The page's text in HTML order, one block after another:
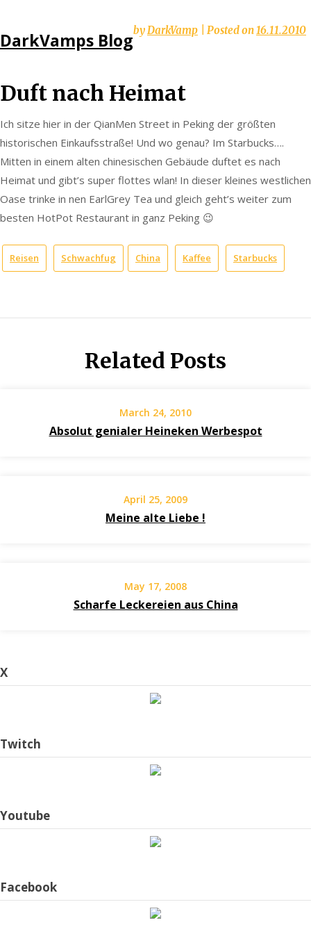
to
DarkVamps Blog
Duft nach Heimat
byDarkVamp Posted on16.11.2010
Ich sitze hier in der QianMen Street in Peking der größten
historischen Einkaufsstraße! Und wo genau? Im Starbucks….
Mitten in einem alten chinesischen Gebäude duftet es nach
Heimat und gibt’s super flottes wlan! In dieser kleines westlichen
Oase trinke in nen EarlGrey Tea und gleich geht’s weiter zum
besten HotPot Restaurant in ganz Peking 😉
Reisen Schwachfug China Kaffee Starbucks
Related Posts
March 24, 2010
Absolut genialer Heineken Werbespot
April 25, 2009
Meine alte Liebe !
May 17, 2008
Scharfe Leckereien aus China
X
Twitch
Youtube
Facebook